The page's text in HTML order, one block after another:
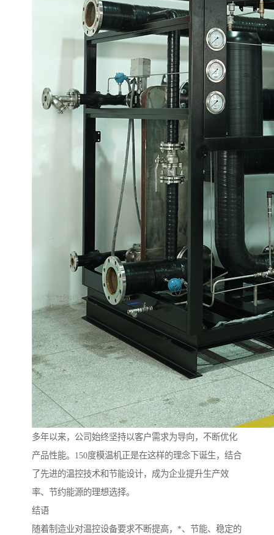
多年以来，公司始终坚持以客户需求为导向，不断优化
产品性能。150度模温机正是在这样的理念下诞生，结合
了先进的温控技术和节能设计，成为企业提升生产效
率、节约能源的理想选择。
结语
随着制造业对温控设备要求不断提高，*、节能、稳定的